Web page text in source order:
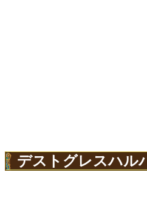
デストグレスハル